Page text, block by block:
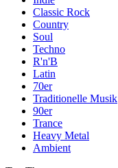
Classic Rock
Country
Soul
Techno
R'n'B
Latin
70er
Traditionelle Musik
90er
Trance
Heavy Metal
Ambient